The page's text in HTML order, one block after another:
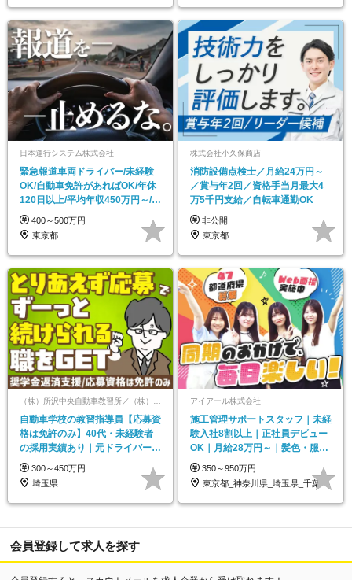
日本運行システム株式会社
緊急報道車両ドライバー/未経験
OK/自動車免許があればOK/年休
120日以上/平均年収450万円～/完
休2日
400～500万円
東京都
株式会社小久保商店
消防設備点検士／月給24万円～
／賞与年2回／資格手当月最大4
万5千円支給／自転車通勤OK
非公開
東京都
自動車学校の教習指導員【応募資
格は免許のみ】40代・未経験者
の採用実績あり｜元ドライバーも
活躍中｜住宅手当あり
300～450万円
埼玉県
アイアール株式会社
施工管理サポートスタッフ｜未経
験入社8割以上｜正社員デビュー
OK｜月給28万円～｜髪色・服装
自由｜年休125日
350～950万円
東京都_神奈川県_埼玉県_千葉県_大阪府…
会員登録して求人を探す